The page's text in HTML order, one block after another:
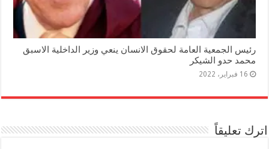
رئيس الجمعية العامة لحقوق الانسان ينعي وزير الداخلية الاسبق
محمد حدو الشيكر
16 فبراير، 2022
اترك تعليقاً